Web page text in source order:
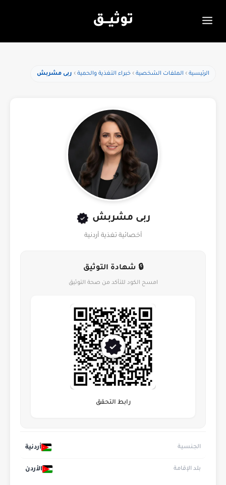
توثيـــق
الرئيسية الملفات الشخصية خبراء التغذية والحمية ربى مشربش
ربى مشربش
أخصائية تغذية أردنية
🔒 شهادة التوثيق
امسح الكود للتأكد من صحة التوثيق
رابط التحقق
الجنسية أردنية
بلد الإقامة الأردن